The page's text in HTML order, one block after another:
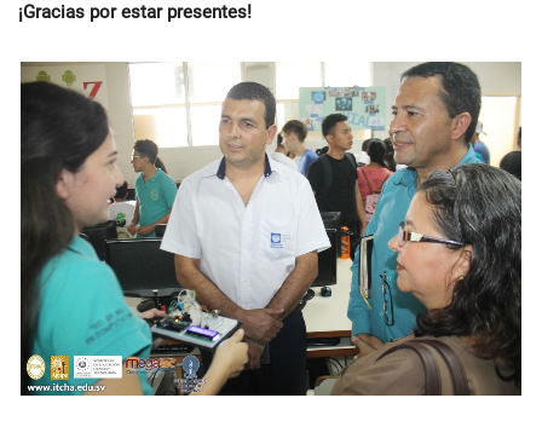
¡Gracias por estar presentes!